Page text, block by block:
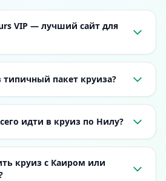
VIP — лучший сайт для
типичный пакет круиза?
идти в круиз по Нилу?
круиз с Каиром или